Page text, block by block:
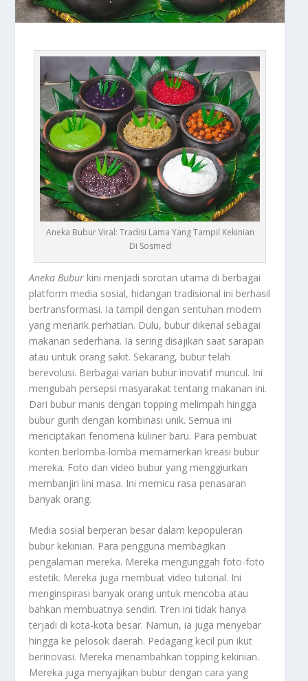
Aneka Bubur Viral: Tradisi Lama Yang Tampil Kekinian
Di Sosmed
Aneka Bubur kini menjadi sorotan utama di berbagai
platform media sosial, hidangan tradisional ini berhasil
bertransformasi. Ia tampil dengan sentuhan modern
yang menarik perhatian. Dulu, bubur dikenal sebagai
makanan sederhana. Ia sering disajikan saat sarapan
atau untuk orang sakit. Sekarang, bubur telah
berevolusi. Berbagai varian bubur inovatif muncul. Ini
mengubah persepsi masyarakat tentang makanan ini.
Dari bubur manis dengantopping melimpah hingga
bubur gurih dengan kombinasi unik. Semua ini
menciptakan fenomena kuliner baru. Para pembuat
konten berlomba-lomba memamerkan kreasi bubur
mereka. Foto dan video bubur yang menggiurkan
membanjiri lini masa. Ini memicu rasa penasaran
banyak orang.
Media sosial berperan besar dalam kepopuleran
bubur kekinian. Para pengguna membagikan
pengalaman mereka. Mereka mengunggah foto-foto
estetik. Mereka juga membuat video tutorial. Ini
menginspirasi banyak orang untuk mencoba atau
bahkan membuatnya sendiri. Tren ini tidak hanya
terjadi di kota-kota besar. Namun, ia juga menyebar
hingga ke pelosok daerah. Pedagang kecil pun ikut
berinovasi. Mereka menambahkantopping kekinian.
Mereka juga menyajikan bubur dengan cara yang